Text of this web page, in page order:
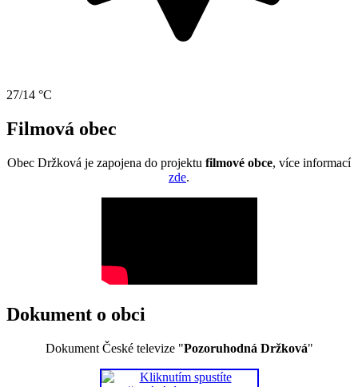
27/14 °C
Filmová obec
Obec Držková je zapojena do projektu filmové obce, více informací
zde.
Dokument o obci
Dokument České televize "Pozoruhodná Držková"